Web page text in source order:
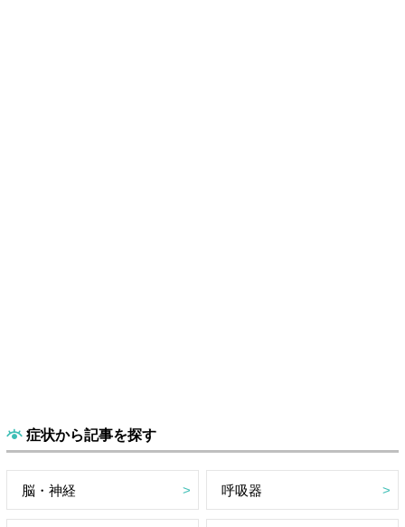
症状から記事を探す
脳・神経 呼吸器